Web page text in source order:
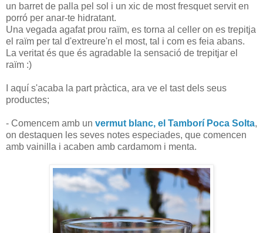
un barret de palla pel sol i un xic de most fresquet servit en
porró per anar-te hidratant.
Una vegada agafat prou raïm, es torna al celler on es trepitja
el raïm per tal d'extreure'n el most, tal i com es feia abans.
La veritat és que és agradable la sensació de trepitjar el
raïm :)
I aquí s'acaba la part pràctica, ara ve el tast dels seus
productes;
- Comencem amb un vermut blanc, el Tamborí Poca Solta,
on destaquen les seves notes especiades, que comencen
amb vainilla i acaben amb cardamom i menta.